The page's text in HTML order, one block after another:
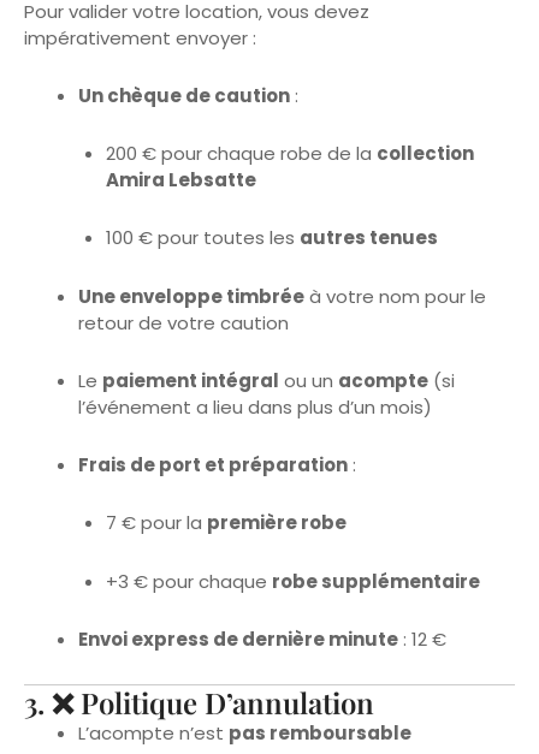
Un chèque de caution
200 € pour chaque robe de la
100 € pour toutes les
Une enveloppe timbréeà votre nom pour le
Lepaiement intégralou un
Frais de port et préparation:
7 € pour lapremière robe
+3 € pour chaquerobe supplémentaire
Envoi express de dernière minute: 12 €
3. ❌ Politique D’annulation
L’acompte n’estpas remboursable
Si vous réservez plusieurs tenues,chaque